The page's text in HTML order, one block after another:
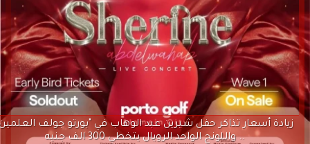
زيادة أسعار تذاكر حفل شيرين عبد الوهاب في "بورتو جولف
.. واللونج الواحد الرويال يتخطي 300 الف جنيه